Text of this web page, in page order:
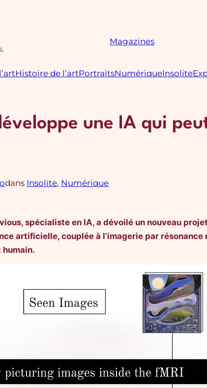
Magazines
Histoire de l’artPortraitsNumériqueInsolite
une IA qui
dans Insolite, Numérique
spécialiste en IA, a dévoilé un nouveau
artificielle, couplée à l’imagerie par
humain.